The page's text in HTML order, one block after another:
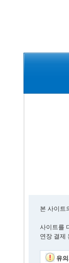
본 사이트
사이트를
연장 결제
유